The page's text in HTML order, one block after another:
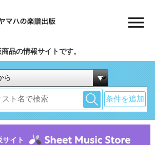
品の情報サイトです。
条件を追加
サイト